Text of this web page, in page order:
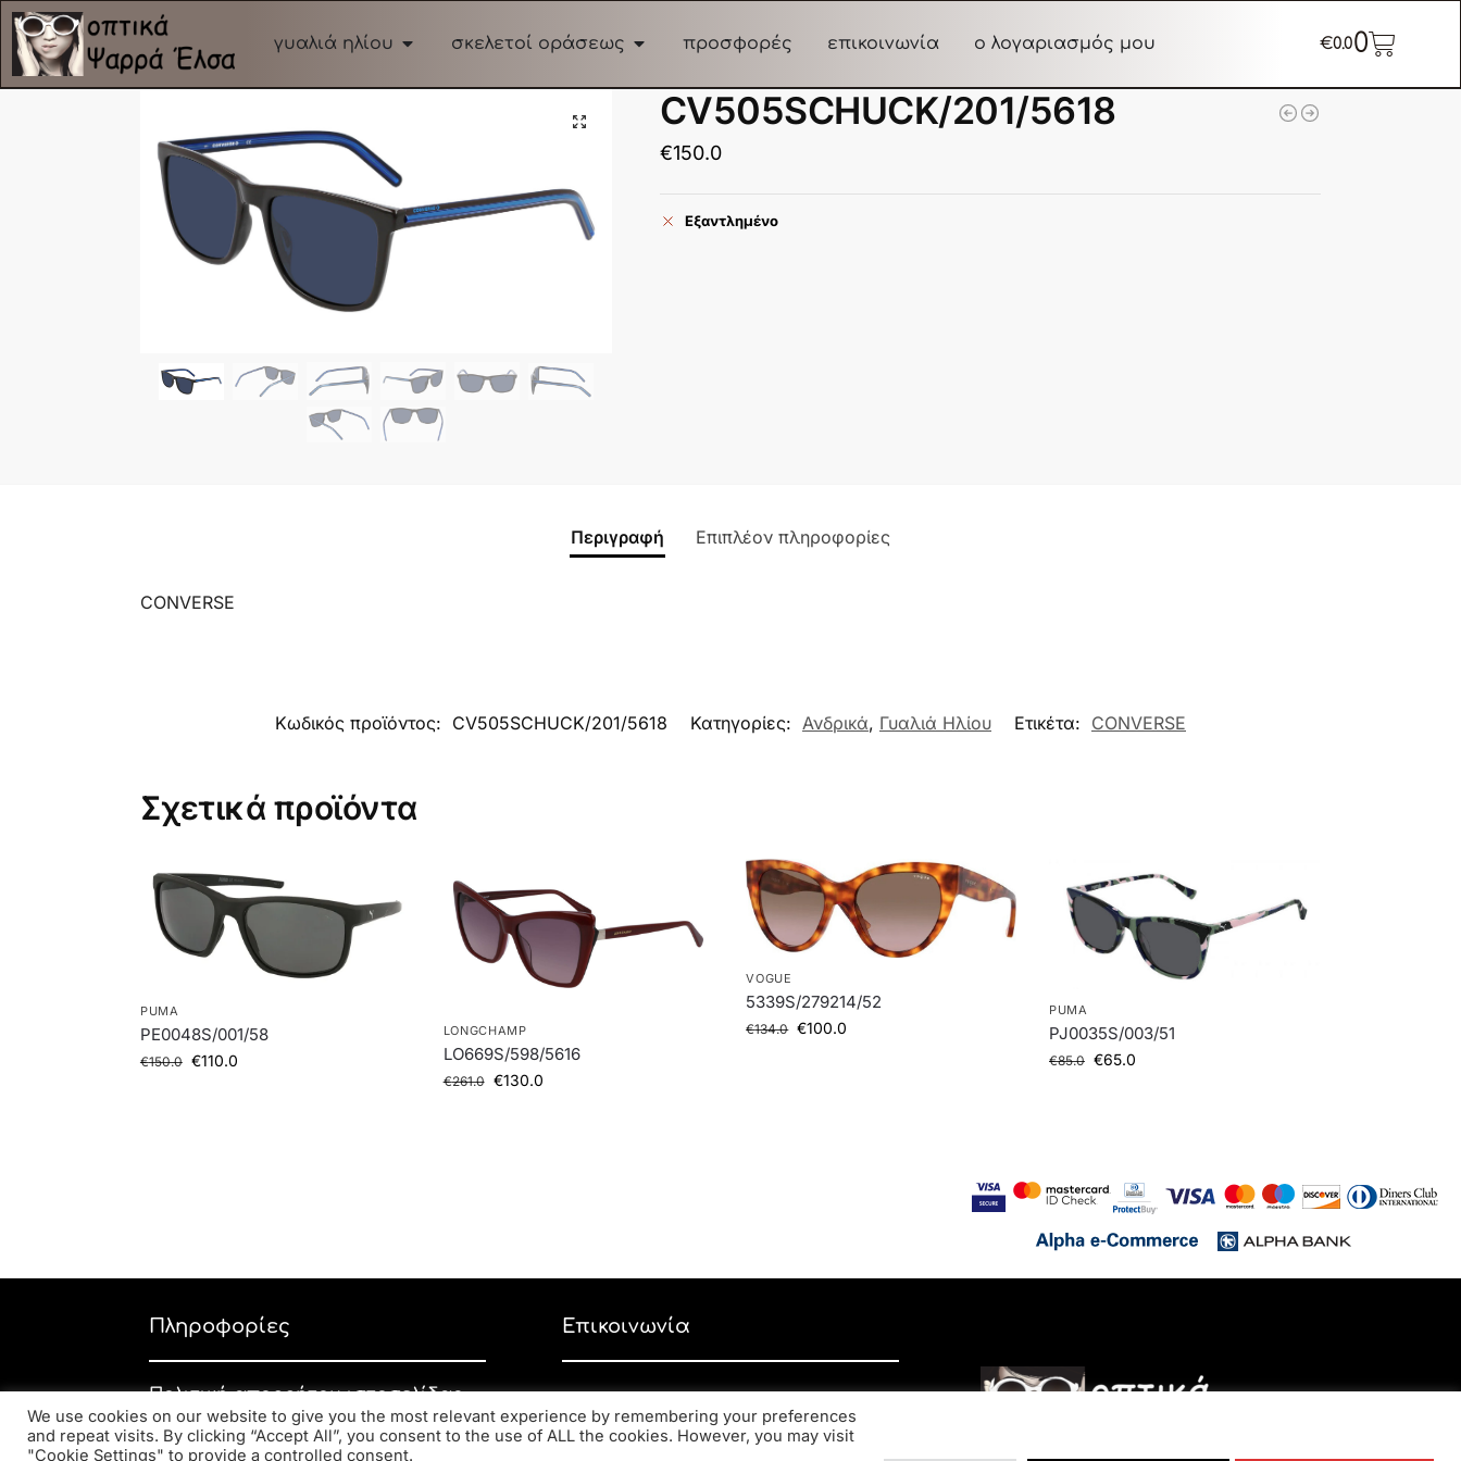
γυαλιά ηλίου σκελετοί οράσεως προσφορές επικοινωνία ο λογαριασμός μου €0.00
CV505SCHUCK/201/5618
€150.0
Εξαντλημένο
Περιγραφή Επιπλέον πληροφορίες
CONVERSE
Κωδικός προϊόντος: CV505SCHUCK/201/5618 Κατηγορίες: Ανδρικά, Γυαλιά Ηλίου Ετικέτα: CONVERSE
Σχετικά προϊόντα
PUMA
PE0048S/001/58
€150.0 €110.0
LONGCHAMP
LO669S/598/5616
€261.0 €130.0
VOGUE
5339S/279214/52
€134.0 €100.0
PUMA
PJ0035S/003/51
€85.0 €65.0
Πληροφορίες
Πολιτική απορρήτου ιστοσελίδας
Εταιρική πολιτική απορρήτου
Επικοινωνία
Ανδρέα Παπανδρέου 59, ΤΚ 56334,
Κορδελιό
We use cookies on our website to give you the most relevant experience by remembering your preferences
and repeat visits. By clicking “Accept All”, you consent to the use of ALL the cookies. However, you may visit
"Cookie Settings" to provide a controlled consent.